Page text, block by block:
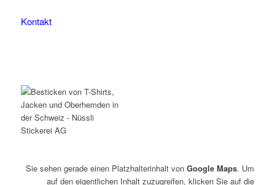
Kontakt
Sie sehen gerade einen Platzhalterinhalt vonGoogle Maps. Um
auf den eigentlichen Inhalt zuzugreifen, klicken Sie auf die